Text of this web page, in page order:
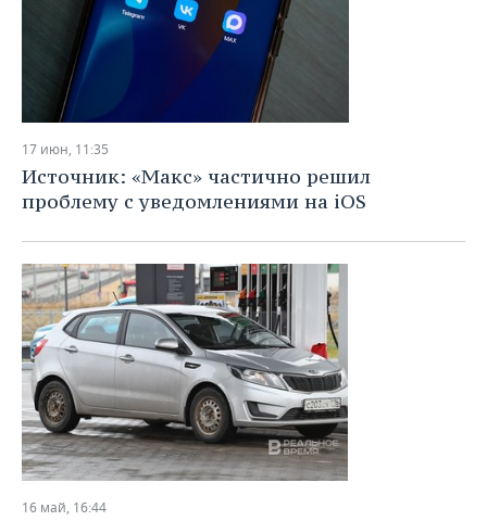
17 июн, 11:35
Источник: «Макс» частично решил
проблему с уведомлениями на iOS
16 май, 16:44